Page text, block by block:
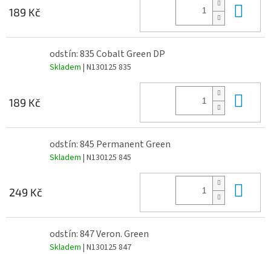
189 Kč
odstín: 835 Cobalt Green DP
Skladem | N130125 835
189 Kč
odstín: 845 Permanent Green
Skladem | N130125 845
249 Kč
odstín: 847 Veron. Green
Skladem | N130125 847